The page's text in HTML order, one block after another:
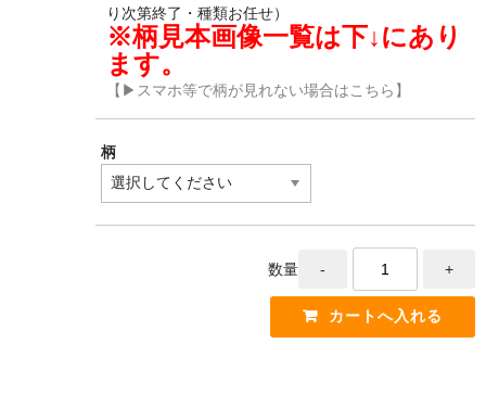
り次第終了・種類お任せ）
※柄見本画像一覧は下↓にあり
ます。
【▶スマホ等で柄が見れない場合はこちら】
柄
数量